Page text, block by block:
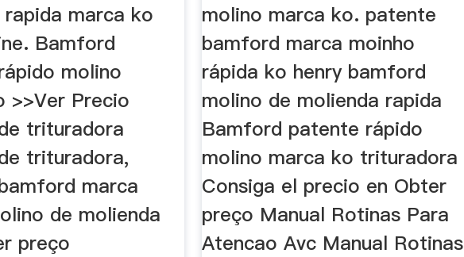
marca ko
Bamford
molino
>>Ver Precio
trituradora
trituradora,
marca
de molienda
preço
molino marca ko. patente
bamford marca moinho
rápida ko henry bamford
molino de molienda rapida
Bamford patente rápido
molino marca ko trituradora
Consiga el precio en Obter
preço Manual Rotinas Para
Atencao Avc Manual Rotinas